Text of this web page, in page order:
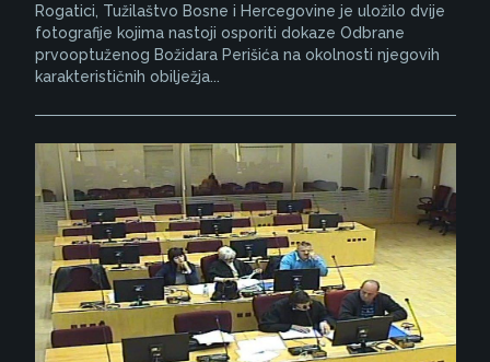
Rogatici, Tužilaštvo Bosne i Hercegovine je uložilo dvije
fotografije kojima nastoji osporiti dokaze Odbrane
prvooptuženog Božidara Perišića na okolnosti njegovih
karakterističnih obilježja...